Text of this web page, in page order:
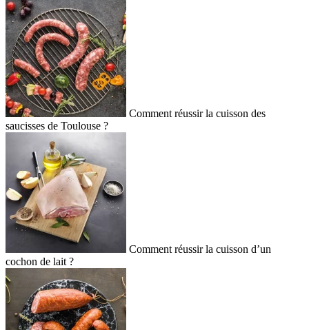
Comment réussir la cuisson des
saucisses de Toulouse ?
Comment réussir la cuisson d’un
cochon de lait ?